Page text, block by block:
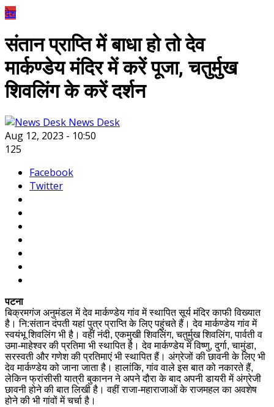
देश
संतान प्राप्ति में बाधा हो तो देव
मार्कण्डेय मंदिर में करें पूजा, चतुर्मुख
शिवलिंग के करें दर्शन
News Desk
Aug 12, 2023 - 10:50
125
Facebook
Twitter
पटना
बिक्रमगंज अनुमंडल में देव मार्कण्डेय गांव में स्थापित सूर्य मंदिर काफी विख्यात
है। नि:संतान दंपती यहां पुत्र प्राप्ति के लिए पहुंचते हैं। देव मार्कण्डेय गांव में
स्वयंभू शिवलिंग भी है। वहीं नंदी, एकमुखी शिवलिंग, चतुर्मुख शिवलिंग, पार्वती व
उमा-माहेश्वर की प्रतिमा भी स्थापित है। देव मार्कण्डेय में विष्णु, दुर्गा, चामुंडा,
सरस्वती और गणेश की प्रतिमाएं भी स्थापित हैं। अंग्रेजों की छावनी के लिए भी
देव मार्कण्डेय को जाना जाता है। हालांकि, गांव वाले इस बात को नकारते हैं,
लेकिन फ्रांसीसी यात्री बुकानन ने अपने दौरा के बाद अपनी डायरी में अंग्रेजी
छावनी होने की बात लिखी है। वहीं राजा-महाराजाओं के राजमहल का अवशेष
होने की भी गांवों में चर्चा है।